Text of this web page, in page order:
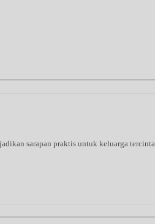
sarapan praktis untuk keluarga tercinta